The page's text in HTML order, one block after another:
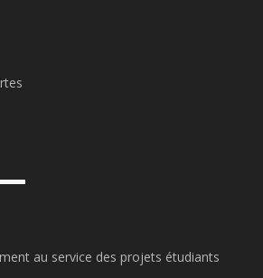
au service des projets étudiants